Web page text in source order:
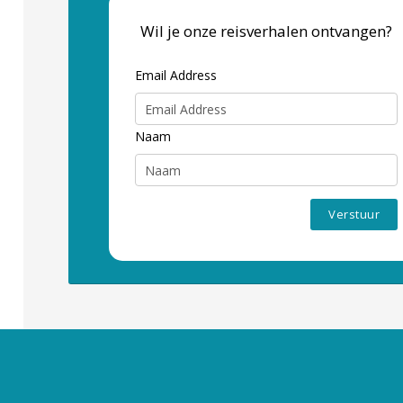
Wil je onze reisverhalen ontvangen?
Email Address
Naam